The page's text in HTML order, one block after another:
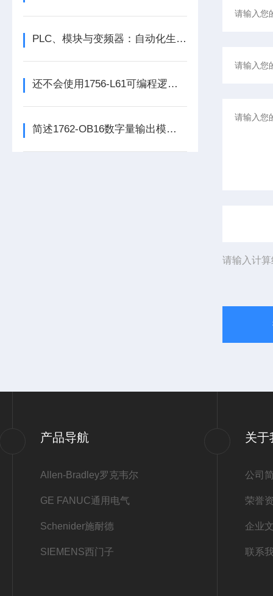
PLC、模块与变频器：自动化生产的核心动力组合
还不会使用1756-L61可编程逻辑控制器？进来看
简述1762-OB16数字量输出模块的科学定期维护机制
请输入计
产品导航
Allen-Bradley罗克韦尔
GE FANUC通用电气
Schenider施耐德
SIEMENS西门子
关于
公司
荣誉
企业
联系